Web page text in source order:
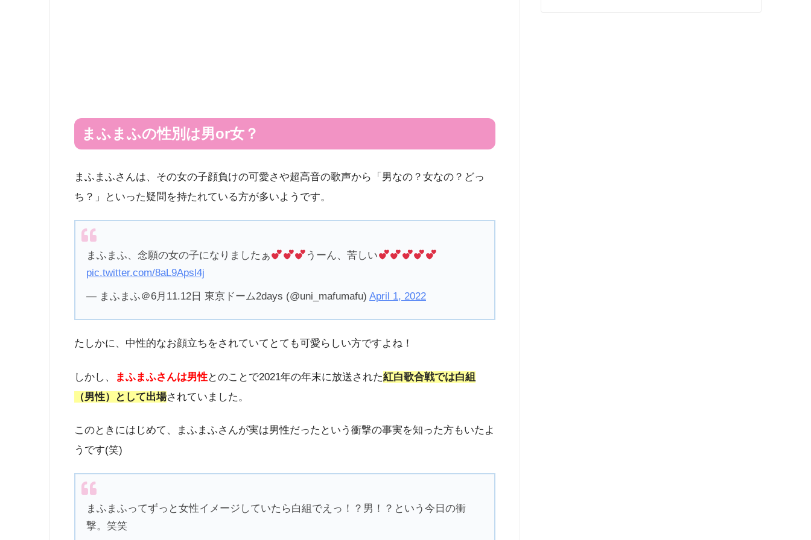
まふまふの性別は男or女？
まふまふさんは、その女の子顔負けの可愛さや超高音の歌声から「男なの？女なの？どっ
ち？」といった疑問を持たれている方が多いようです。
まふまふ、念願の女の子になりましたぁ
うーん、苦しい
pic.twitter.com/8aL9Apsl4j
— まふまふ＠6月11.12日 東京ドーム2days (@uni_mafumafu) April 1, 2022
たしかに、中性的なお顔立ちをされていてとても可愛らしい方ですよね！
しかし、 まふまふさんは男性とのことで2021年の年末に放送された紅白歌合戦では白組
（男性）として出場されていました。
このときにはじめて、まふまふさんが実は男性だったという衝撃の事実を知った方もいたよ
うです(笑)
まふまふってずっと女性イメージしていたら白組でえっ！？男！？という今日の衝
撃。笑笑